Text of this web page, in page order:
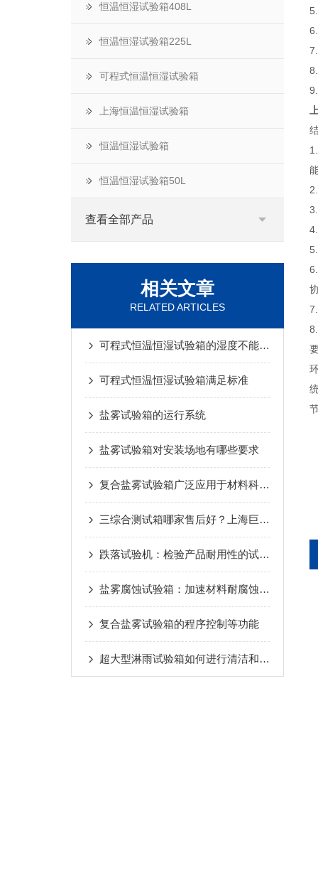
恒温恒湿试验箱408L
恒温恒湿试验箱225L
可程式恒温恒湿试验箱
上海恒温恒湿试验箱
恒温恒湿试验箱
恒温恒湿试验箱50L
查看全部产品
相关文章
RELATED ARTICLES
可程式恒温恒湿试验箱的湿度不能下降的原因分析
可程式恒温恒湿试验箱满足标准
盐雾试验箱的运行系统
盐雾试验箱对安装场地有哪些要求
复合盐雾试验箱广泛应用于材料科学领域
三综合测试箱哪家售后好？上海巨夷仪器服务承诺与行业实力测评
跌落试验机：检验产品耐用性的试金石
盐雾腐蚀试验箱：加速材料耐腐蚀性测试的关键设备
复合盐雾试验箱的程序控制等功能
超大型淋雨试验箱如何进行清洁和保养维护